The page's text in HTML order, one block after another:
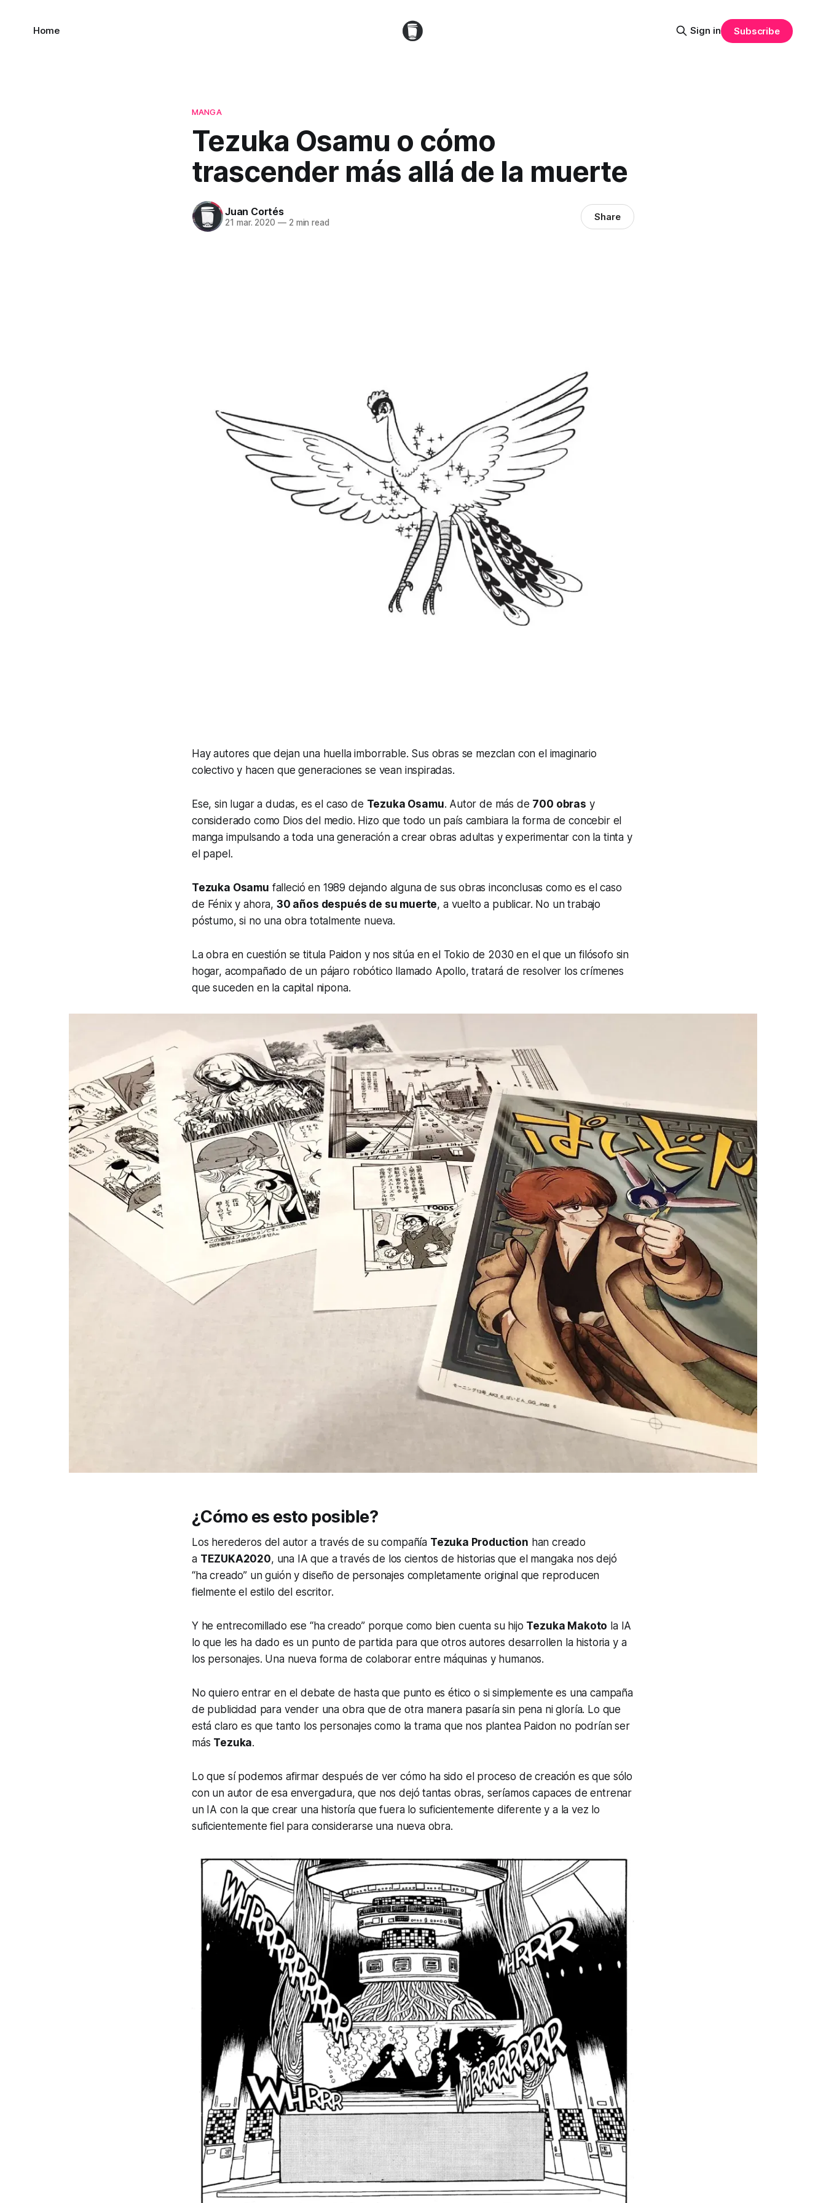
Home Sign in Subscribe
MANGA
Tezuka Osamu o cómo
trascender más allá de la muerte
Juan Cortés
21 mar. 2020 —2 min read Share
Hay autores que dejan una huella imborrable. Sus obras se mezclan con el imaginario
colectivo y hacen que generaciones se vean inspiradas.
Ese, sin lugar a dudas, es el caso de Tezuka Osamu. Autor de más de 700 obras y
considerado como Dios del medio. Hizo que todo un país cambiara la forma de concebir el
manga impulsando a toda una generación a crear obras adultas y experimentar con la tinta y
el papel.
Tezuka Osamu falleció en 1989 dejando alguna de sus obras inconclusas como es el caso
de Fénixy ahora, 30 años después de su muerte, a vuelto a publicar. No un trabajo
póstumo, si no una obra totalmente nueva.
La obra en cuestión se titula Paidony nos sitúa en el Tokio de 2030 en el que un filósofo sin
hogar, acompañado de un pájaro robótico llamado Apollo, tratará de resolver los crímenes
que suceden en la capital nipona.
¿Cómo es esto posible?
Los herederos del autor a través de su compañía Tezuka Production han creado
a TEZUKA2020, una IA que a través de los cientos de historias que el mangaka nos dejó
“ha creado” un guión y diseño de personajes completamente original que reproducen
fielmente el estilo del escritor.
Y he entrecomillado ese “ha creado” porque como bien cuenta su hijo Tezuka Makoto la IA
lo que les ha dado es un punto de partida para que otros autores desarrollen la historia y a
los personajes. Una nueva forma de colaborar entre máquinas y humanos.
No quiero entrar en el debate de hasta que punto es ético o si simplemente es una campaña
de publicidad para vender una obra que de otra manera pasaría sin pena ni gloría. Lo que
está claro es que tanto los personajes como la trama que nos plantea Paidon no podrían ser
más Tezuka.
Lo que sí podemos afirmar después de ver cómo ha sido el proceso de creación es que sólo
con un autor de esa envergadura, que nos dejó tantas obras, seríamos capaces de entrenar
un IA con la que crear una historía que fuera lo suficientemente diferente y a la vez lo
suficientemente fiel para considerarse una nueva obra.